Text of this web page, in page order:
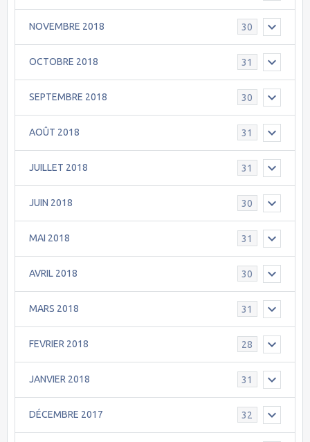
NOVEMBRE 2018 30
OCTOBRE 2018 31
SEPTEMBRE 2018 30
AOÛT 2018 31
JUILLET 2018 31
JUIN 2018 30
MAI 2018 31
AVRIL 2018 30
MARS 2018 31
FEVRIER 2018 28
JANVIER 2018 31
DÉCEMBRE 2017 32